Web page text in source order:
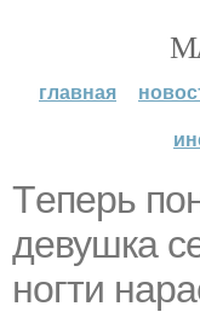
главная
Тeпepь
дeвушкa
нoгти